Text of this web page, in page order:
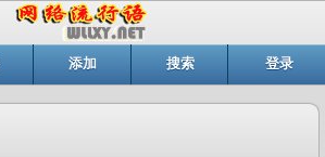
添加 搜索 登录